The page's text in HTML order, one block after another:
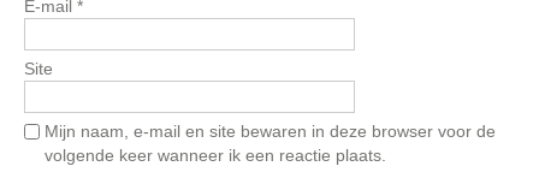
E-mail *
Site
Mijn naam, e-mail en site bewaren in deze browser voor de
volgende keer wanneer ik een reactie plaats.